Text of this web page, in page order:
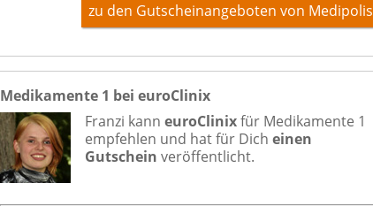
zu den Gutscheinangeboten von Medipolis
Medikamente 1 bei euroClinix
Franzi kann euroClinixfür Medikamente 1
empfehlen und hat für Dich einen
Gutschein veröffentlicht.